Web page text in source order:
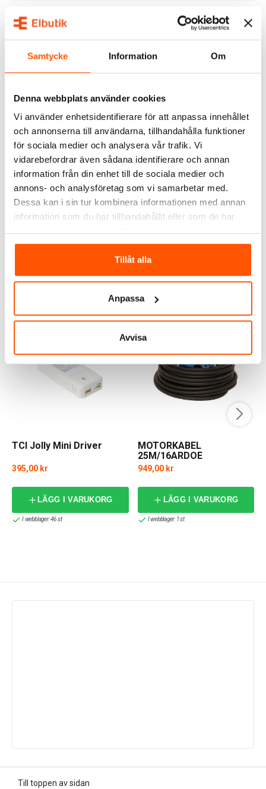
Samtycke Information Om
Denna webbplats använder cookies
Vi använder enhetsidentifierare för att anpassa innehållet
och annonserna till användarna, tillhandahålla funktioner
för sociala medier och analysera vår trafik. Vi
vidarebefordrar även sådana identifierare och annan
information från din enhet till de sociala medier och
annons- och analysföretag som vi samarbetar med.
Dessa kan i sin tur kombinera informationen med annan
information som du har tillhandahållit eller som de har
Tillåt alla
Anpassa
Avvisa
Xerolight LED
Förlängningskabel JST
Xerolight
från
49,00 kr -51%
Xerolight JST
Anslutningskabel
Xerolight
5,00 kr
15,00 kr -67%
LÄGG I VARUKORG
I webblager: 100+ st
ANDRA KUNDER KÖPTE ÄVEN
TCI Jolly Mini Driver
395,00 kr
LÄGG I VARUKORG
I webblager: 46 st
MOTORKABEL
25M/16ARDOE
4G2,5+316-9
949,00 kr
LÄGG I VARUKORG
I webblager: 1 st
Till toppen av sidan